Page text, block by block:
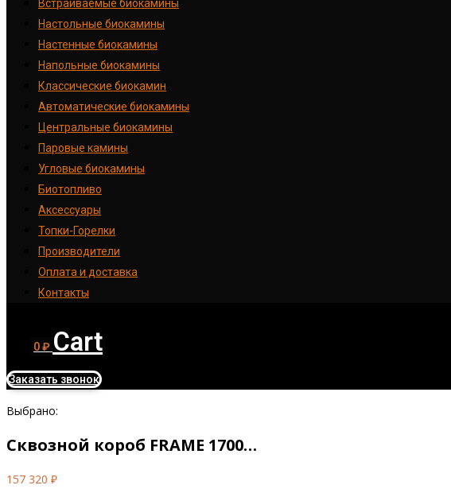
Встраиваемые биокамины
Настoльные биокамины
Настенные биокамины
Напольные биокамины
Классические биокамин
Автоматические биокамины
Центральные биокамины
Паровые камины
Угловые биокамины
Биотопливо
Аксессуары
Топки-Горелки
Производители
Оплата и доставка
Контакты
0₽ Cart
Заказать звонок
Выбрано:
Сквозной короб FRAME 1700…
157 320 ₽